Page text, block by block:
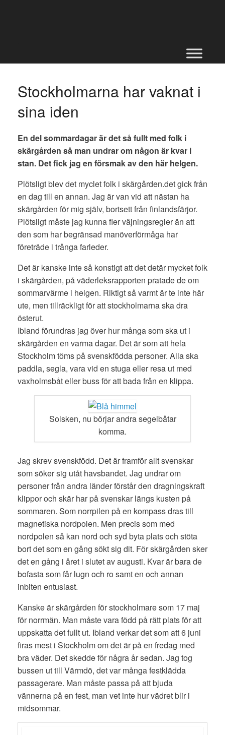
Stockholmarna har vaknat i
sina iden
En del sommardagar är det så fullt med folk i
skärgården så man undrar om någon är kvar i
stan. Det fick jag en försmak av den här helgen.
Plötsligt blev det myclet folk i skärgården.det gick från
en dag till en annan. Jag är van vid att nästan ha
skärgården för mig själv, bortsett från finlandsfärjor.
Plötsligt måste jag kunna fler väjningsregler än att
den som har begränsad manöverförmåga har
företräde i trånga farleder.
Det är kanske inte så konstigt att det detär mycket folk
i skärgården, på väderleksrapporten pratade de om
sommarvärme i helgen. Riktigt så varmt är te inte här
ute, men tillräckligt för att stockholmarna ska dra
österut.
Ibland förundras jag över hur många som ska ut i
skärgården en varma dagar. Det är som att hela
Stockholm töms på svenskfödda personer. Alla ska
paddla, segla, vara vid en stuga eller resa ut med
vaxholmsbåt eller buss för att bada från en klippa.
Solsken, nu börjar andra segelbåtar
komma.
Jag skrev svenskfödd. Det är framför allt svenskar
som söker sig utåt havsbandet. Jag undrar om
personer från andra länder förstår den dragningskraft
klippor och skär har på svenskar längs kusten på
sommaren. Som norrpilen på en kompass dras till
magnetiska nordpolen. Men precis som med
nordpolen så kan nord och syd byta plats och stöta
bort det som en gång sökt sig dit. För skärgården sker
det en gång i året i slutet av augusti. Kvar är bara de
bofasta som får lugn och ro samt en och annan
inbiten entusiast.
Kanske är skärgården för stockholmare som 17 maj
för norrmän. Man måste vara född på rätt plats för att
uppskatta det fullt ut. Ibland verkar det som att 6 juni
firas mest i Stockholm om det är på en fredag med
bra väder. Det skedde för några år sedan. Jag tog
bussen ut till Värmdö, det var många festklädda
passagerare. Man måste passa på att bjuda
vännerna på en fest, man vet inte hur vädret blir i
midsommar.